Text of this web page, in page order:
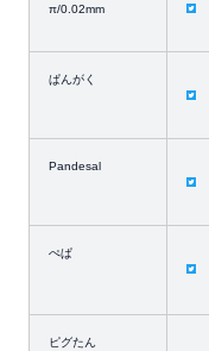
π/0.02mm
ぱんがく
Pandesal
ぺぱ
ピグたん